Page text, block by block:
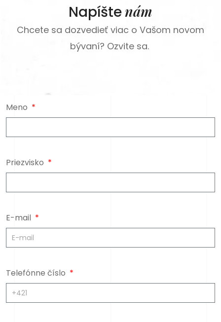
Napíštenám
Chcete sa dozvedieť viac o Vašom novom
bývaní? Ozvite sa.
Meno
Priezvisko
E-mail
Telefónne číslo